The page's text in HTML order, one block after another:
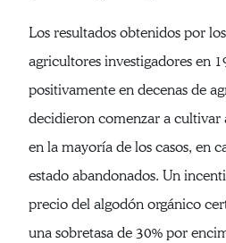
Los resultados obtenidos por
agricultores investigadores en
positivamente en decenas de
decidieron comenzar a cultivar
en la mayoría de los casos, en
estado abandonados. Un
precio del algodón orgánico
una sobretasa de 30% por